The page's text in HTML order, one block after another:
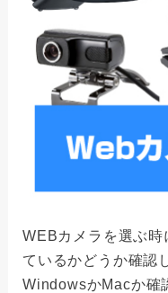
WEBカメラを選ぶ時
ているかどうか確認
WindowsかMacか確